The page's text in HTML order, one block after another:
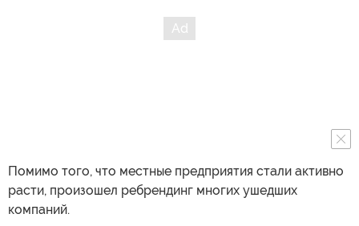
Помимо того, что местные предприятия стали активно
расти, произошел ребрендинг многих ушедших
компаний.